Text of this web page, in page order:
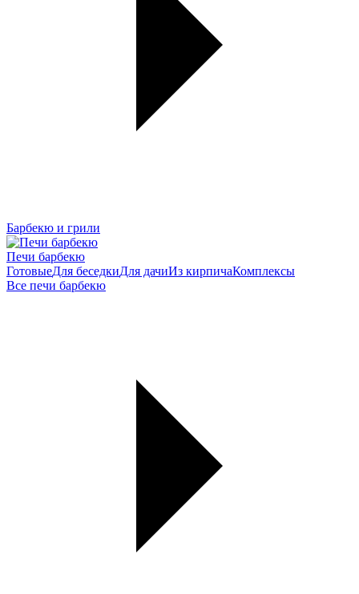
Барбекю и грили
Печи барбекю
ГотовыеДля беседкиДля дачиИз кирпичаКомплексы
Все печи барбекю